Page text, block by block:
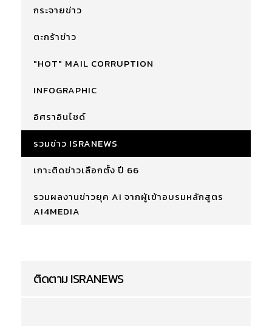
กระจายข่าว
ตะกร้าข่าว
"HOT" MAIL CORRUPTION
INFOGRAPHIC
อิศราอินไซด์
รวมข่าว ISRANEWS
เกาะติดข่าวเลือกตั้ง ปี 66
รวมผลงานข่าวยุค AI จากผู้เข้าอบรมหลักสูตร
AI4MEDIA
ติดตาม ISRANEWS